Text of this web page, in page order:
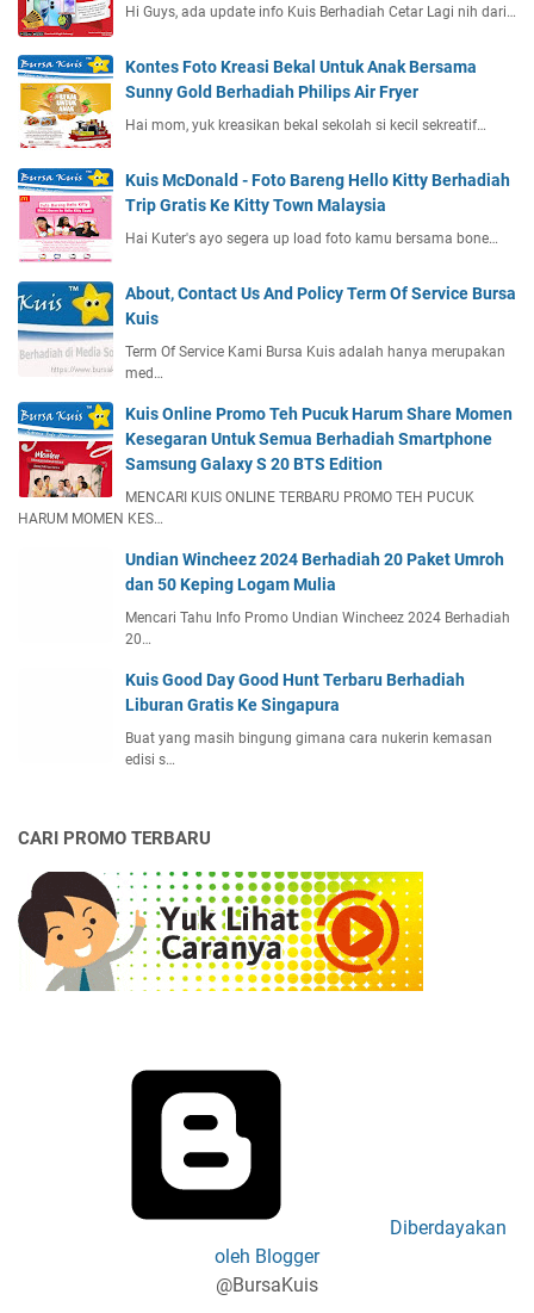
Hi Guys, ada update info Kuis Berhadiah Cetar Lagi nih dari…
Kontes Foto Kreasi Bekal Untuk Anak Bersama
Sunny Gold Berhadiah Philips Air Fryer
Hai mom, yuk kreasikan bekal sekolah si kecil sekreatif…
Kuis McDonald - Foto Bareng Hello Kitty Berhadiah
Trip Gratis Ke Kitty Town Malaysia
Hai Kuter's ayo segera up load foto kamu bersama bone…
About, Contact Us And Policy Term Of Service Bursa
Kuis
Term Of Service Kami Bursa Kuis adalah hanya merupakan
med…
Kuis Online Promo Teh Pucuk Harum Share Momen
Kesegaran Untuk Semua Berhadiah Smartphone
Samsung Galaxy S 20 BTS Edition
MENCARI KUIS ONLINE TERBARU PROMO TEH PUCUK
HARUM MOMEN KES…
Undian Wincheez 2024 Berhadiah 20 Paket Umroh
dan 50 Keping Logam Mulia
Mencari Tahu Info Promo Undian Wincheez 2024 Berhadiah
20…
Kuis Good Day Good Hunt Terbaru Berhadiah
Liburan Gratis Ke Singapura
Buat yang masih bingung gimana cara nukerin kemasan
edisi s…
CARI PROMO TERBARU
Diberdayakan
oleh Blogger
@BursaKuis